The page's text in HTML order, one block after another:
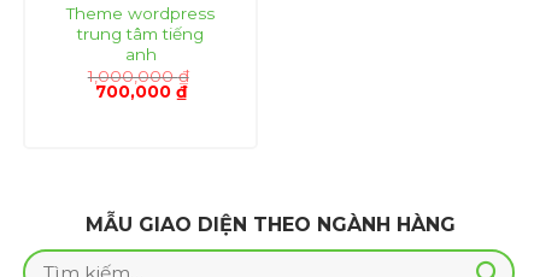
Theme wordpress
trung tâm tiếng
anh
1,000,000₫
Giá
700,000 ₫Giá
hiện
MẪU GIAO DIỆN THEO NGÀNH HÀNG
Tìm